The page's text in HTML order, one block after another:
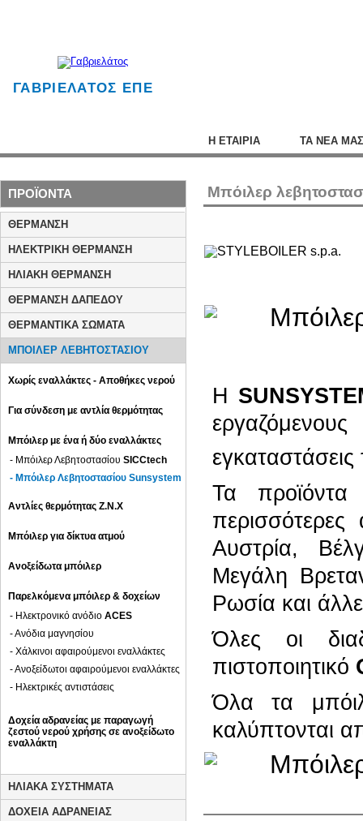
ΓΑΒΡΙΕΛΑΤΟΣ ΕΠΕ
Η ΕΤΑΙΡΙΑ ΤΑ ΝΕΑ ΜΑΣ
ΠΡΟΪΟΝΤΑ Μπόιλερ
Η
Τα προϊόντα
Αυστρία,
Μεγάλη
Ρωσία και
Όλες οι
πιστοποιητικό
Όλα τα
καλύπτονται
ΘΕΡΜΑΝΣΗ
ΗΛΕΚΤΡΙΚΗ ΘΕΡΜΑΝΣΗ
ΗΛΙΑΚΗ ΘΕΡΜΑΝΣΗ
ΘΕΡΜΑΝΣΗ ΔΑΠΕΔΟΥ
ΘΕΡΜΑΝΤΙΚΑ ΣΩΜΑΤΑ
ΜΠΟΙΛΕΡ ΛΕΒΗΤΟΣΤΑΣΙΟΥ
Χωρίς εναλλάκτες - Αποθήκες νερού
Για σύνδεση με αντλία θερμότητας
Μπόιλερ με ένα ή δύο εναλλάκτες
- Μπόιλερ Λεβητοστασίου SICCtech
- Μπόιλερ Λεβητοστασίου Sunsystem
Αντλίες θερμότητας Ζ.Ν.Χ
Μπόιλερ για δίκτυα ατμού
Ανοξείδωτα μπόιλερ
Παρελκόμενα μπόιλερ & δοχείων
- Ηλεκτρονικό ανόδιο ACES
- Ανόδια μαγνησίου
- Χάλκινοι αφαιρούμενοι εναλλάκτες
- Ανοξείδωτοι αφαιρούμενοι εναλλάκτες
- Ηλεκτρικές αντιστάσεις
Δοχεία αδρανείας με παραγωγή
ζεστού νερού χρήσης σε ανοξείδωτο
εναλλάκτη
ΗΛΙΑΚΑ ΣΥΣΤΗΜΑΤΑ
ΔΟΧΕΙΑ ΑΔΡΑΝΕΙΑΣ